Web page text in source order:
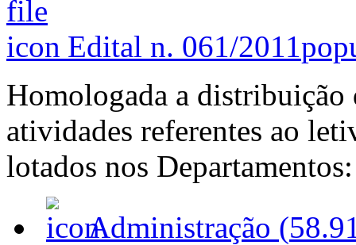
Edital n. 061/2011
Homologada a distribuição
atividades referentes ao
lotados nos Departamentos:
Administração (